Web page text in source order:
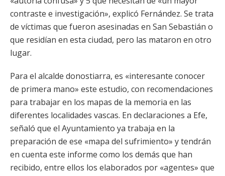
contraste e investigación», explicó Fernández. Se trata
de víctimas que fueron asesinadas en San Sebastián o
que residían en esta ciudad, pero las mataron en otro
lugar.
Para el alcalde donostiarra, es «interesante conocer
de primera mano» este estudio, con recomendaciones
para trabajar en los mapas de la memoria en las
diferentes localidades vascas. En declaraciones a Efe,
señaló que el Ayuntamiento ya trabaja en la
preparación de ese «mapa del sufrimiento» y tendrán
en cuenta este informe como los demás que han
recibido, entre ellos los elaborados por «agentes» que